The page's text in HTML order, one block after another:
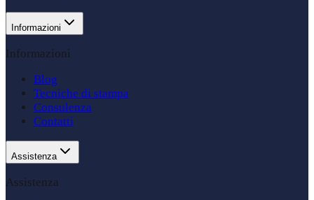
Informazioni
Informazioni
Blog
Tecniche di stampa
Consulenza
Contatti
Assistenza
Assistenza